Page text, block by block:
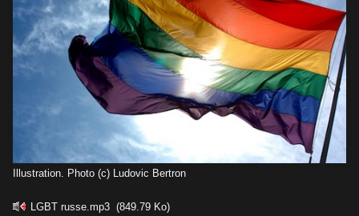
Illustration. Photo (c) Ludovic Bertron
LGBT russe.mp3 (849.79 Ko)